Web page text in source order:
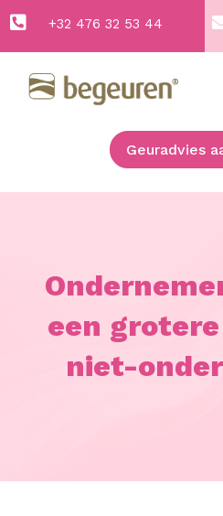
 +32 476 32 53 44
Geuradvies
een
niet-